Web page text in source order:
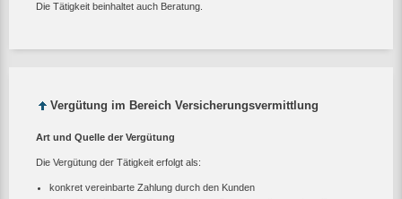
Die Tätigkeit beinhaltet auch Beratung.
Vergütung im Bereich Versicherungsvermittlung
Art und Quelle der Vergütung
Die Vergütung der Tätigkeit erfolgt als:
konkret vereinbarte Zahlung durch den Kunden